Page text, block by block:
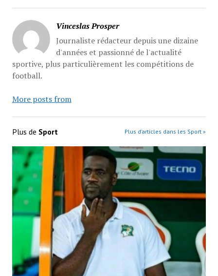
Vinceslas Prosper
Journaliste rédacteur depuis une dizaine
d'années et passionné de l'actualité
sportive, plus particulièrement les compétitions de
football.
More posts from
Plus de Sport Plus d’articles dans les Sport »